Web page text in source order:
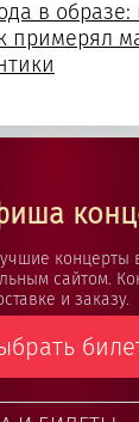
в образе:
примерял
концерты
сайтом.
и заказу.